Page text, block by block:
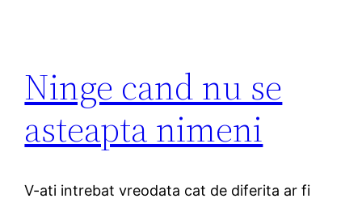
Ninge cand nu se
asteapta nimeni
V-ati intrebat vreodata cat de diferita ar fi